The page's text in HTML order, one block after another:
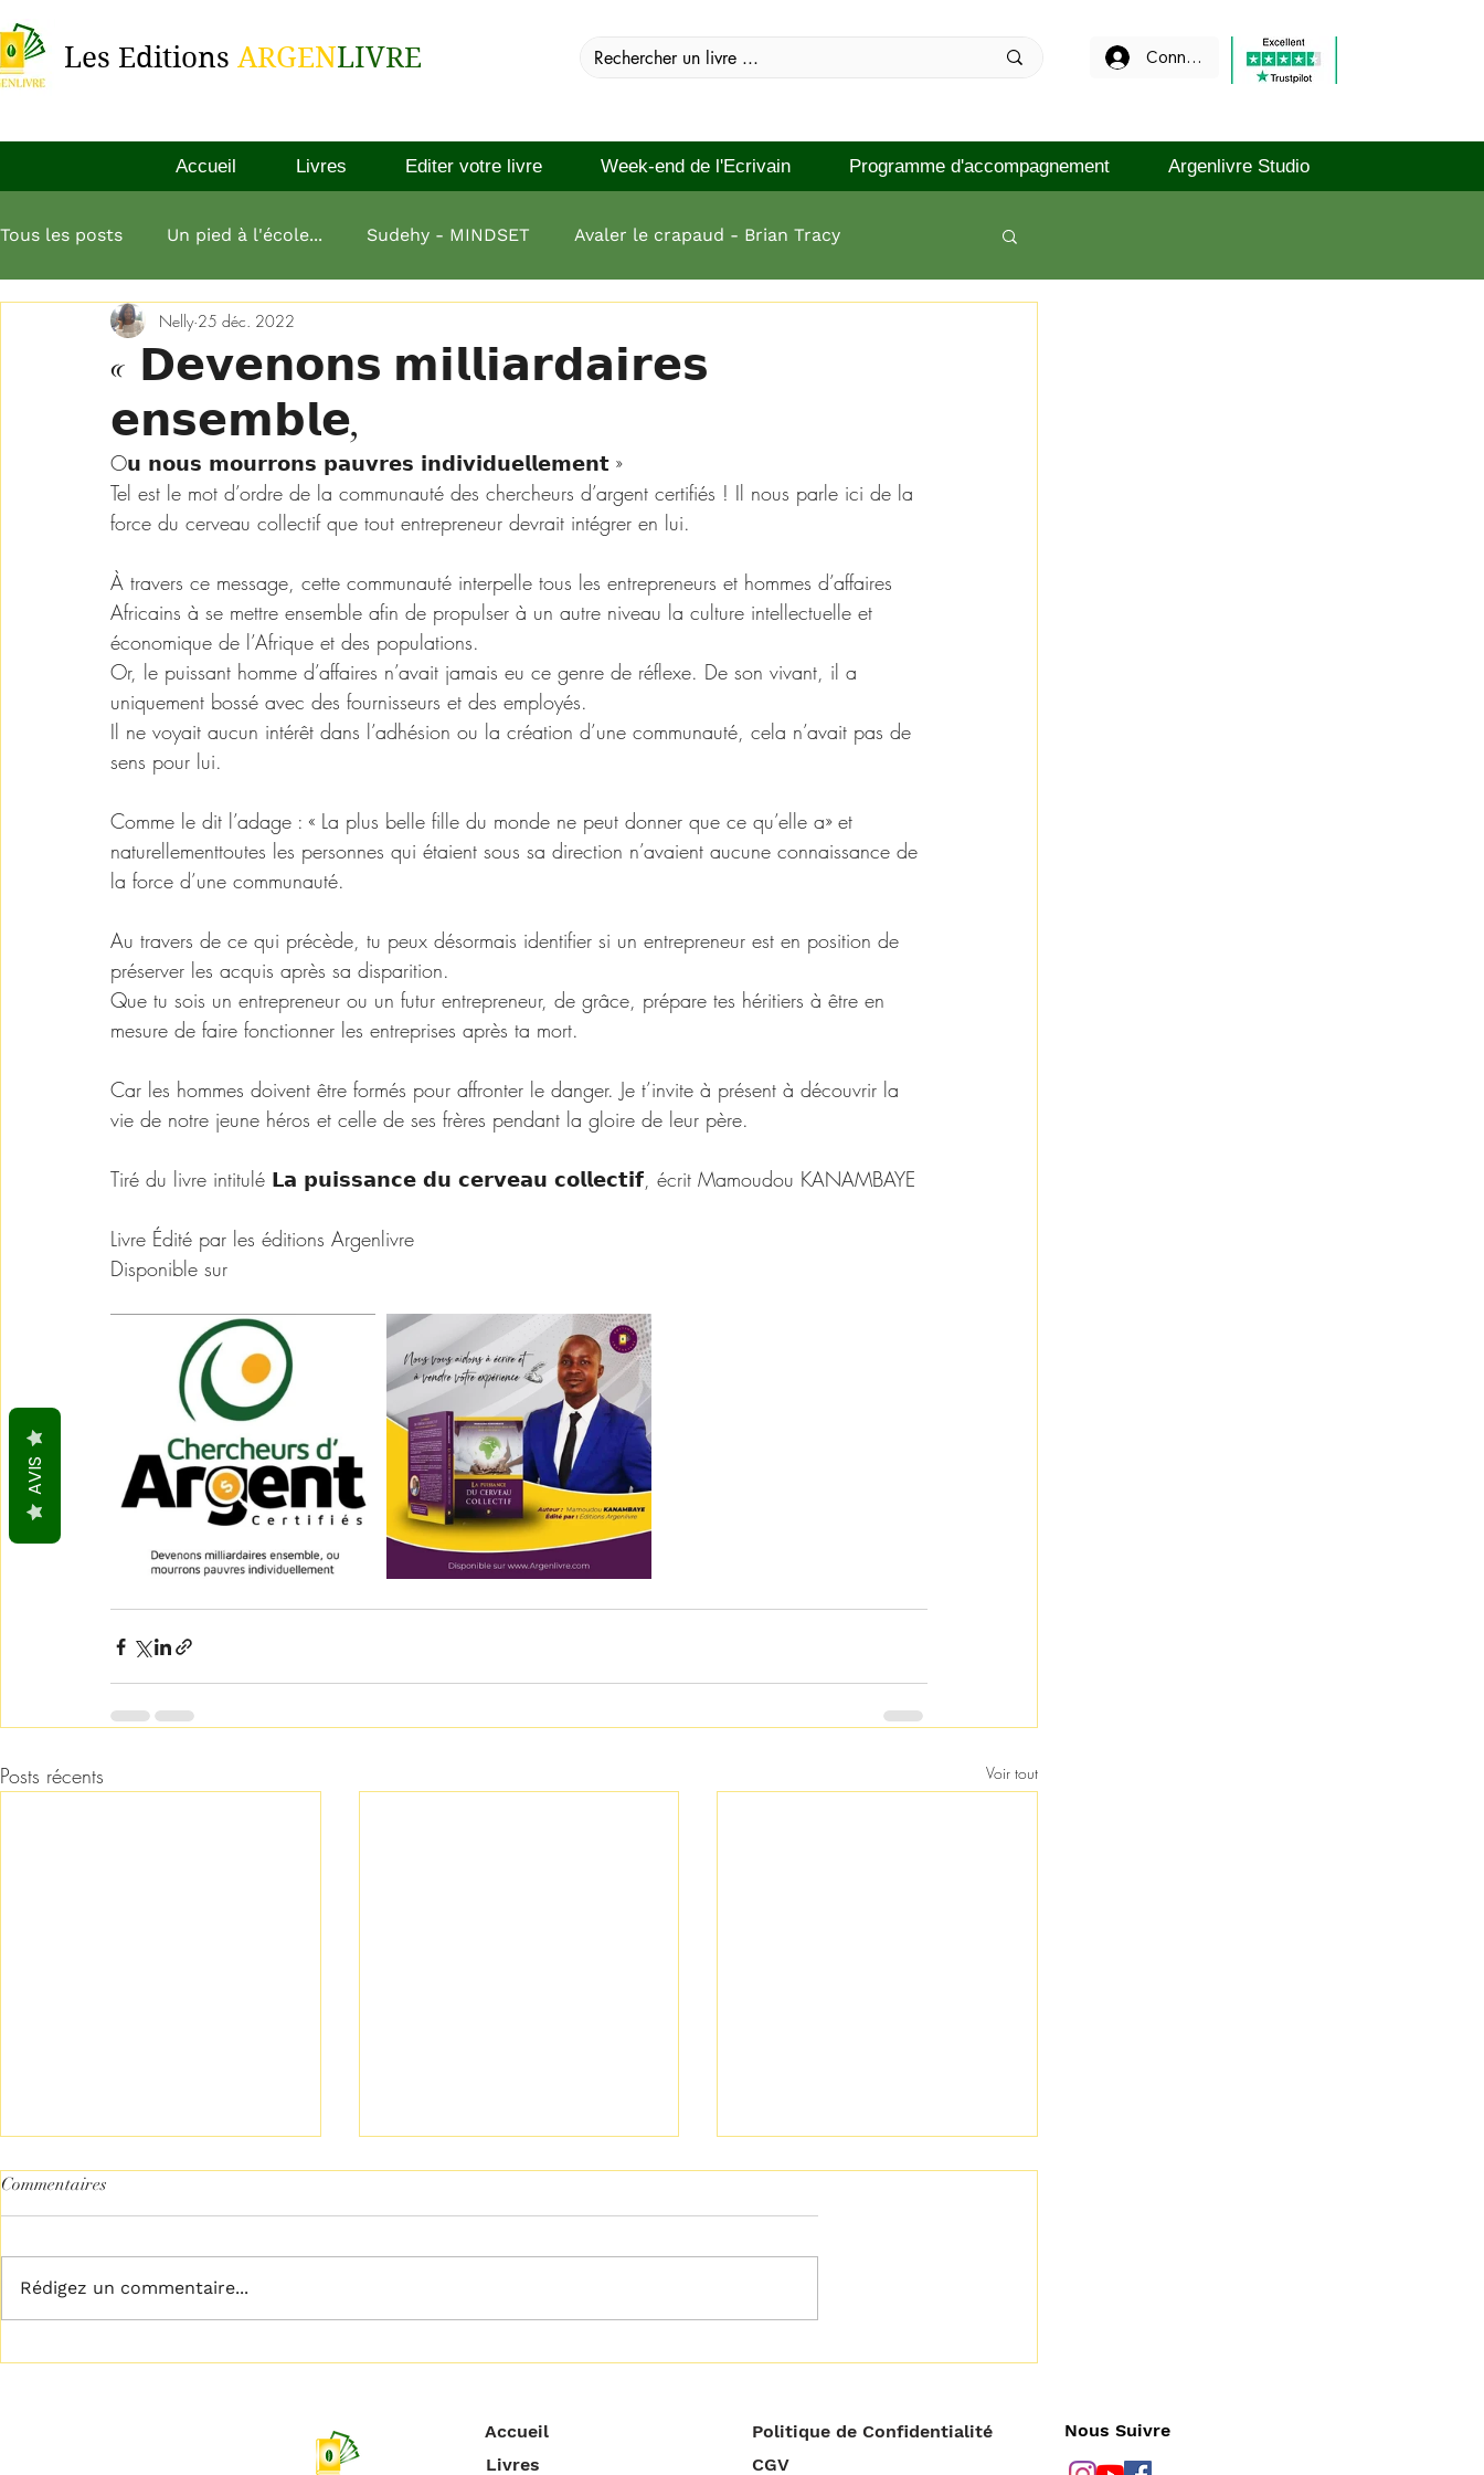
Les Editions ARGENLIVRE Connexion
Accueil Livres Editer votre livre Week-end de l'Ecrivain Programme d'accompagnement Argenlivre Studio
Tous les posts Un pied à l'école... Sudehy - MINDSET Avaler le crapaud - Brian Tracy
L'esprit millionnaire Aliko Dangote
L homme le plus riche de babylone
« 𝗗𝗲𝘃𝗲𝗻𝗼𝗻𝘀 𝗺𝗶𝗹𝗹𝗶𝗮𝗿𝗱𝗮𝗶𝗿𝗲𝘀
𝗲𝗻𝘀𝗲𝗺𝗯𝗹𝗲,
Nelly 25 déc. 2022
O𝘂 𝗻𝗼𝘂𝘀 𝗺𝗼𝘂𝗿𝗿𝗼𝗻𝘀 𝗽𝗮𝘂𝘃𝗿𝗲𝘀 𝗶𝗻𝗱𝗶𝘃𝗶𝗱𝘂𝗲𝗹𝗹𝗲𝗺𝗲𝗻𝘁 »
Tel est le mot d’ordre de la communauté des chercheurs d’argent certifiés ! Il nous parle ici de la
force du cerveau collectif que tout entrepreneur devrait intégrer en lui.
À travers ce message, cette communauté interpelle tous les entrepreneurs et hommes d’affaires
Africains à se mettre ensemble afin de propulser à un autre niveau la culture intellectuelle et
économique de l’Afrique et des populations.
Or, le puissant homme d’affaires n’avait jamais eu ce genre de réflexe. De son vivant, il a
uniquement bossé avec des fournisseurs et des employés.
Il ne voyait aucun intérêt dans l’adhésion ou la création d’une communauté, cela n’avait pas de
sens pour lui.
Comme le dit l’adage : « La plus belle fille du monde ne peut donner que ce qu’elle a» et
naturellementtoutes les personnes qui étaient sous sa direction n’avaient aucune connaissance de
la force d’une communauté.
Au travers de ce qui précède, tu peux désormais identifier si un entrepreneur est en position de
préserver les acquis après sa disparition.
Que tu sois un entrepreneur ou un futur entrepreneur, de grâce, prépare tes héritiers à être en
mesure de faire fonctionner les entreprises après ta mort.
Car les hommes doivent être formés pour affronter le danger. Je t’invite à présent à découvrir la
vie de notre jeune héros et celle de ses frères pendant la gloire de leur père.
Tiré du livre intitulé 𝗟𝗮 𝗽𝘂𝗶𝘀𝘀𝗮𝗻𝗰𝗲 𝗱𝘂 𝗰𝗲𝗿𝘃𝗲𝗮𝘂 𝗰𝗼𝗹𝗹𝗲𝗰𝘁𝗶𝗳, écrit Mamoudou KANAMBAYE
Livre Édité par les éditions Argenlivre
Disponible sur
Posts récents Voir tout
Commentaires
Rédigez un commentaire...
Accueil
Livres
Politique de Confidentialité
CGV
Nous Suivre
AVIS